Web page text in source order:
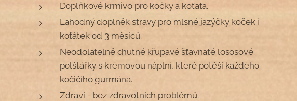
Doplňkové krmivo pro kočky a koťata.
Lahodný doplněk stravy pro mlsné jazýčky koček i
koťátek od 3 měsíců.
Neodolatelně chutné křupavé šťavnaté lososové
polštářky s krémovou náplní, které potěší každého
kočičího gurmána.
Zdraví - bez zdravotních problémů.